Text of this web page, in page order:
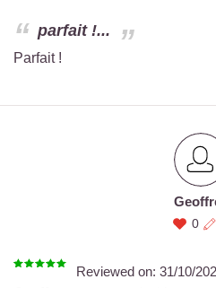
parfait !...
Parfait !
0
Reviewed on: 31/10/